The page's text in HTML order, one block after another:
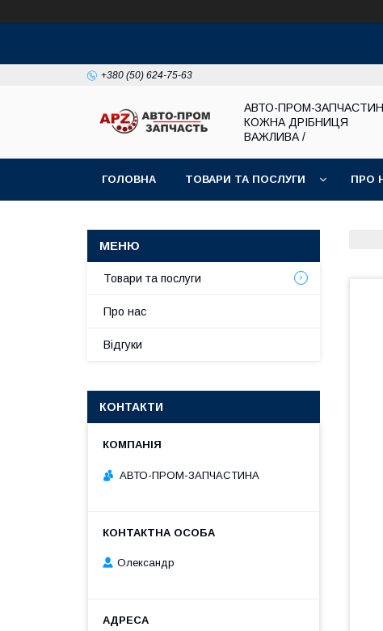
+380 (50) 624-75-63
АВТО-ПРОМ-
КОЖНА ДРІБНИЦЯ
ВАЖЛИВА /
ГОЛОВНА ТОВАРИ ТА ПОСЛУГИ ПРО
Товари та послуги
Про нас
Відгуки
КОНТАКТИ
АВТО-ПРОМ-ЗАПЧАСТИНА
Олександр